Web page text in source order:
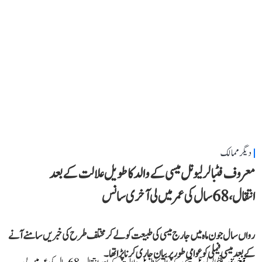
دیگر ممالک
معروف فٹبالر لیونل میسی کے والد کا طویل علالت کے بعد
انتقال، 68 سال کی عمر میں لی آخری سانس
رواں سال جون ماہ میں جارج میسی کی طبیعت کو لے کر مختلف طرح کی خبریں سامنے آنے
کے بعد میسی فیملی کو عوامی طور پر بیان جاری کرنا پڑا تھا۔